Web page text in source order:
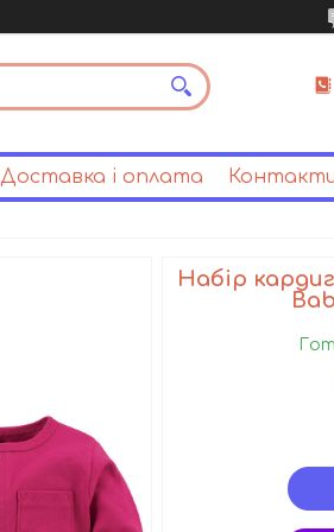
Доставка і оплата
Набір